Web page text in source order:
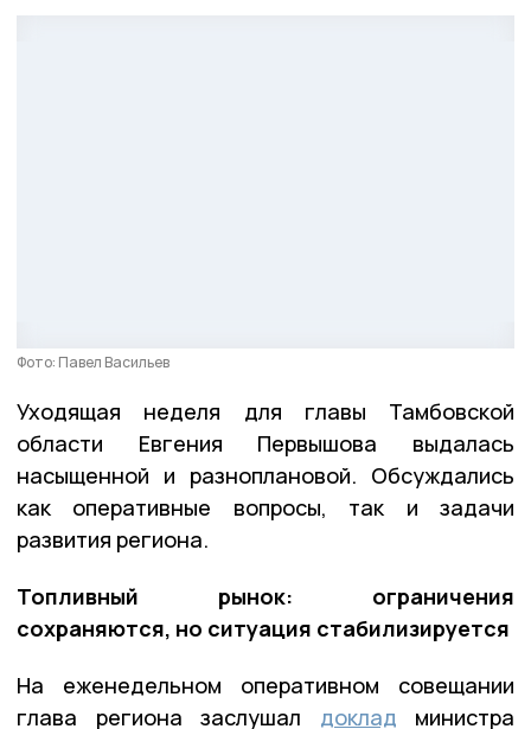
Фото: Павел Васильев
Уходящая неделя для главы Тамбовской
области Евгения Первышова выдалась
насыщенной и разноплановой. Обсуждались
как оперативные вопросы, так и задачи
развития региона.
Топливный рынок: ограничения
сохраняются, но ситуация стабилизируется
На еженедельном оперативном совещании
глава региона заслушал доклад министра